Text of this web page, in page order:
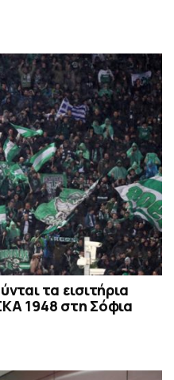
τα εισιτήρια
1948 στη Σόφια